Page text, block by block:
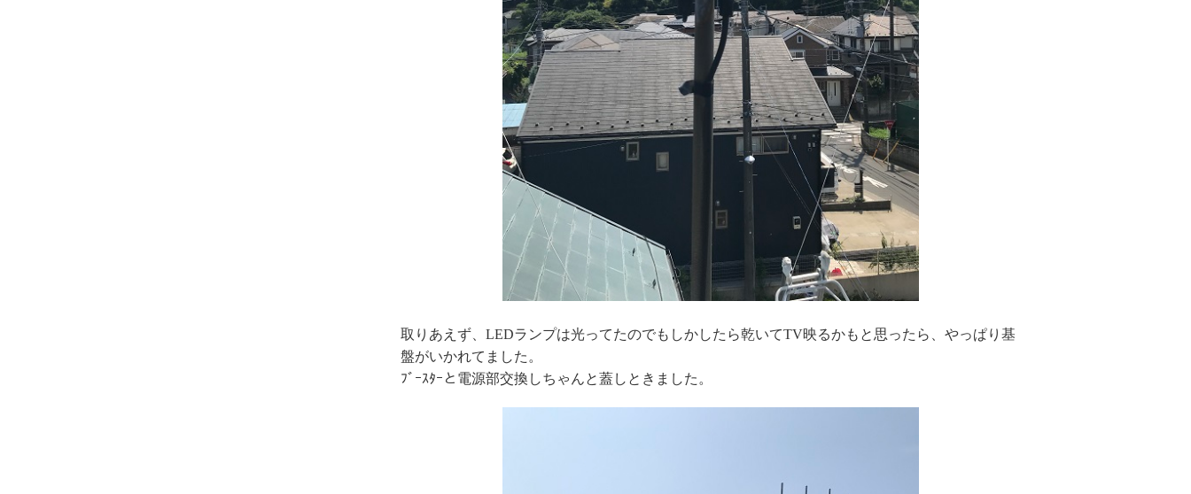
取りあえず、LEDランプは光ってたのでもしかしたら乾いてTV映るかもと思ったら、やっぱり基
盤がいかれてました。
ﾌﾞｰｽﾀｰと電源部交換しちゃんと蓋しときました。